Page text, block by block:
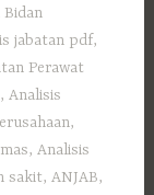
Bidan
jabatan pdf,
Perawat
,Analisis
,
,Analisis
sakit,ANJAB,